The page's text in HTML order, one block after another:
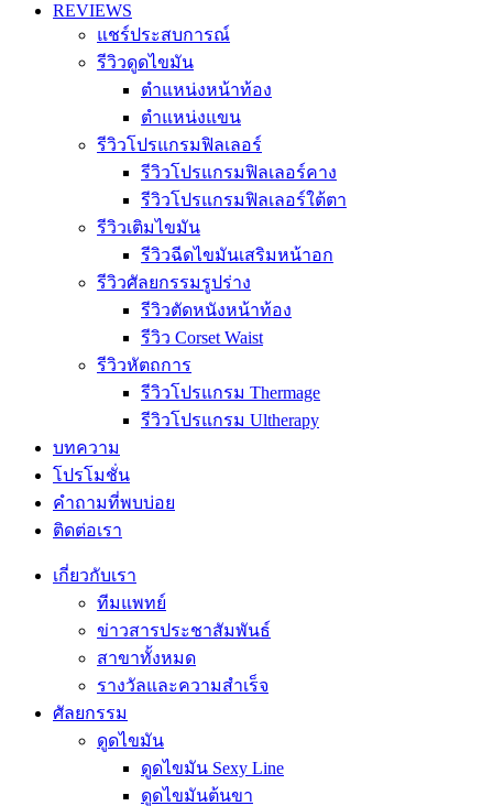
REVIEWS
แชร์ประสบการณ์
รีวิวดูดไขมัน
ตำแหน่งหน้าท้อง
ตำแหน่งแขน
รีวิวโปรแกรมฟิลเลอร์
รีวิวโปรแกรมฟิลเลอร์คาง
รีวิวโปรแกรมฟิลเลอร์ใต้ตา
รีวิวเติมไขมัน
รีวิวฉีดไขมันเสริมหน้าอก
รีวิวศัลยกรรมรูปร่าง
รีวิวตัดหนังหน้าท้อง
รีวิว Corset Waist
รีวิวหัตถการ
รีวิวโปรแกรม Thermage
รีวิวโปรแกรม Ultherapy
บทความ
โปรโมชั่น
คำถามที่พบบ่อย
ติดต่อเรา
เกี่ยวกับเรา
ทีมแพทย์
ข่าวสารประชาสัมพันธ์
สาขาทั้งหมด
รางวัลและความสำเร็จ
ศัลยกรรม
ดูดไขมัน
ดูดไขมัน Sexy Line
ดูดไขมันต้นขา